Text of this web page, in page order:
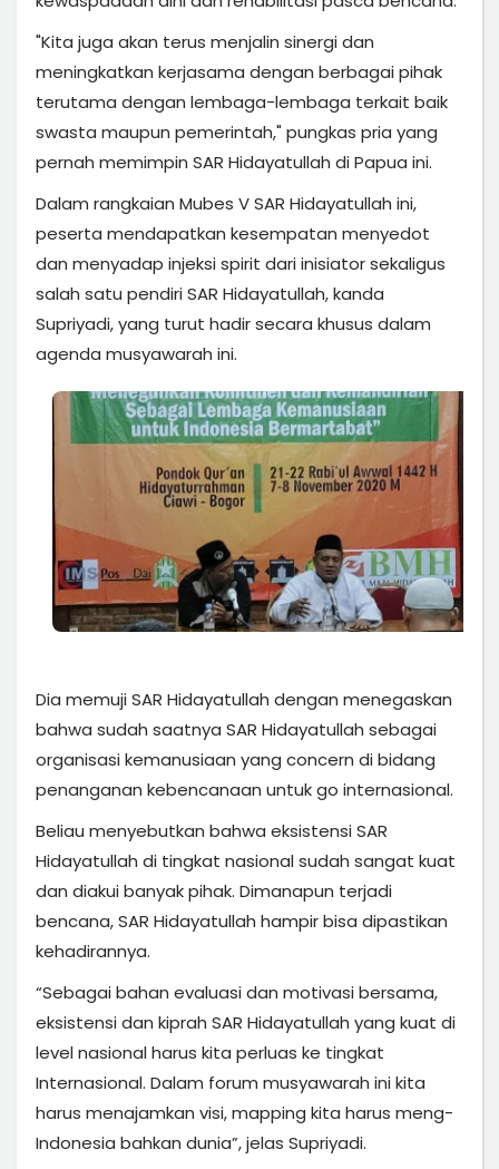
"Kita juga akan terus menjalin sinergi dan
meningkatkan kerjasama dengan berbagai pihak
terutama dengan lembaga-lembaga terkait baik
swasta maupun pemerintah," pungkas pria yang
pernah memimpin SAR Hidayatullah di Papua ini.
Dalam rangkaian Mubes V SAR Hidayatullah ini,
peserta mendapatkan kesempatan menyedot
dan menyadap injeksi spirit dari inisiator sekaligus
salah satu pendiri SAR Hidayatullah, kanda
Supriyadi, yang turut hadir secara khusus dalam
agenda musyawarah ini.
Dia memuji SAR Hidayatullah dengan menegaskan
bahwa sudah saatnya SAR Hidayatullah sebagai
organisasi kemanusiaan yang concern di bidang
penanganan kebencanaan untuk go internasional.
Beliau menyebutkan bahwa eksistensi SAR
Hidayatullah di tingkat nasional sudah sangat kuat
dan diakui banyak pihak. Dimanapun terjadi
bencana, SAR Hidayatullah hampir bisa dipastikan
kehadirannya.
“Sebagai bahan evaluasi dan motivasi bersama,
eksistensi dan kiprah SAR Hidayatullah yang kuat di
level nasional harus kita perluas ke tingkat
Internasional. Dalam forum musyawarah ini kita
harus menajamkan visi, mapping kita harus meng-
Indonesia bahkan dunia”, jelas Supriyadi.